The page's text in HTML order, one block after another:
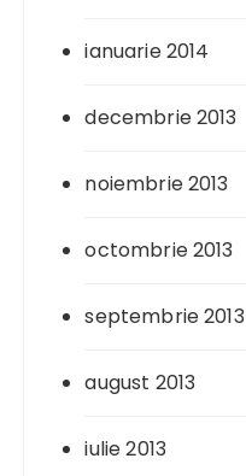
ianuarie 2014
decembrie 2013
noiembrie 2013
octombrie 2013
septembrie 2013
august 2013
iulie 2013